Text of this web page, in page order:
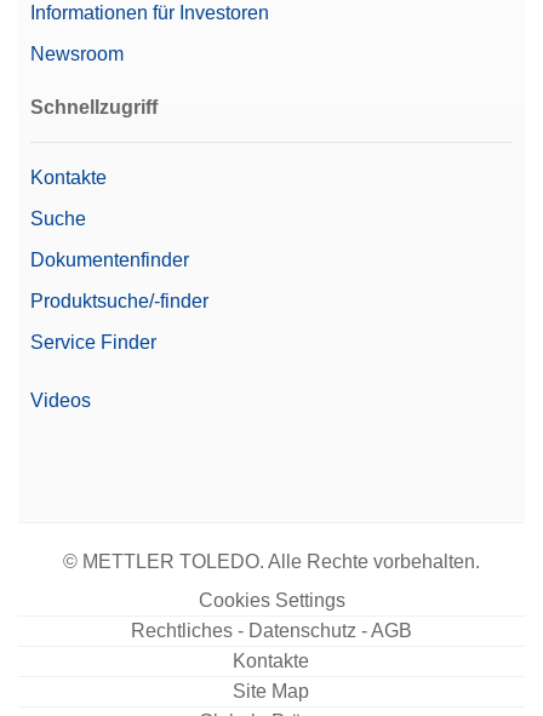
Informationen für Investoren
Newsroom
Schnellzugriff
Kontakte
Suche
Dokumentenfinder
Produktsuche/-finder
Service Finder
Videos
© METTLER TOLEDO. Alle Rechte vorbehalten.
Cookies Settings
Rechtliches - Datenschutz - AGB
Kontakte
Site Map